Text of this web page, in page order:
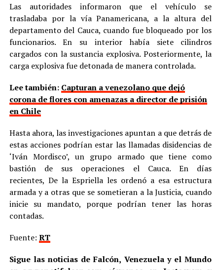
Las autoridades informaron que el vehículo se
trasladaba por la vía Panamericana, a la altura del
departamento del Cauca, cuando fue bloqueado por los
funcionarios. En su interior había siete cilindros
cargados con la sustancia explosiva. Posteriormente, la
carga explosiva fue detonada de manera controlada.
Lee también: Capturan a venezolano que dejó
corona de flores con amenazas a director de prisión
en Chile
Hasta ahora, las investigaciones apuntan a que detrás de
estas acciones podrían estar las llamadas disidencias de
‘Iván Mordisco’, un grupo armado que tiene como
bastión de sus operaciones el Cauca. En días
recientes, De la Espriella les ordenó a esa estructura
armada y a otras que se sometieran a la Justicia, cuando
inicie su mandato, porque podrían tener las horas
contadas.
Fuente: RT
Sigue las noticias de Falcón, Venezuela y el Mundo